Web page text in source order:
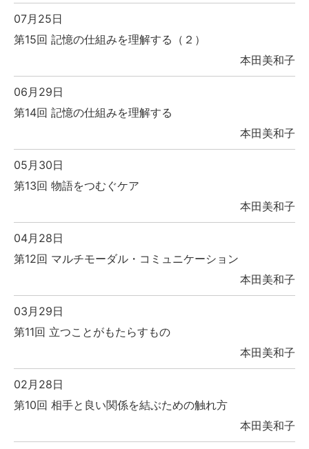
07月25日
第15回 記憶の仕組みを理解する（２）
本田美和子
06月29日
第14回 記憶の仕組みを理解する
本田美和子
05月30日
第13回 物語をつむぐケア
本田美和子
04月28日
第12回 マルチモーダル・コミュニケーション
本田美和子
03月29日
第11回 立つことがもたらすもの
本田美和子
02月28日
第10回 相手と良い関係を結ぶための触れ方
本田美和子